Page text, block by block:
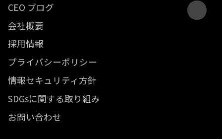
CEO ブログ
会社概要
採用情報
プライバシーポリシー
情報セキュリティ方針
SDGsに関する取り組み
お問い合わせ